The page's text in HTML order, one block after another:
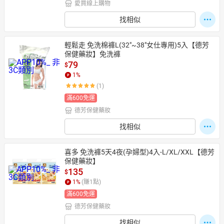
愛買線上購物
找相似
輕鬆走 免洗棉褲L(32"~38"女仕專用)5入【德芳
保健藥妝】免洗褲
$79
1 %
(1)
滿600免運
德芳保健藥妝
找相似
喜多 免洗褲5天4夜(孕婦型)4入-L/XL/XXL【德芳
保健藥妝】
$135
1 % (賺1 點)
滿600免運
德芳保健藥妝